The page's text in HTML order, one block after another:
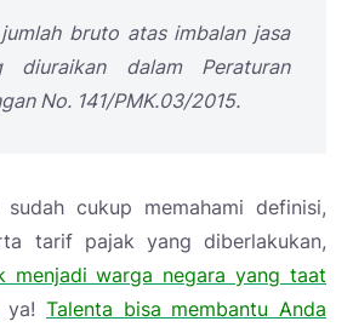
bruto atas imbalan jasa
diuraikan dalam Peraturan
No. 141/PMK.03/2015.
cukup memahami definisi,
tarif pajak yang diberlakukan,
menjadi warga negara yang taat
ya!Talenta bisa membantu Anda